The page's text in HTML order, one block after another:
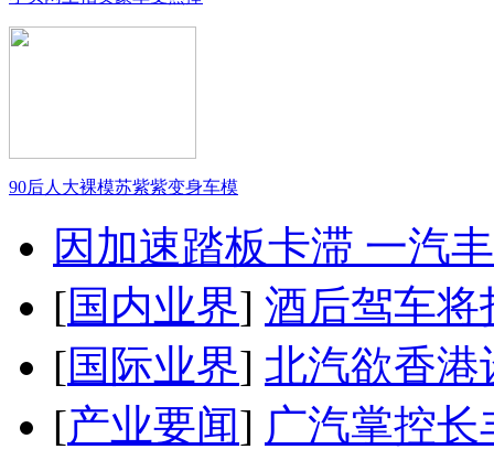
90后人大裸模苏紫紫变身车模
因加速踏板卡滞 一汽
[国内业界] 酒后驾车将
[国际业界] 北汽欲香港
[产业要闻] 广汽掌控